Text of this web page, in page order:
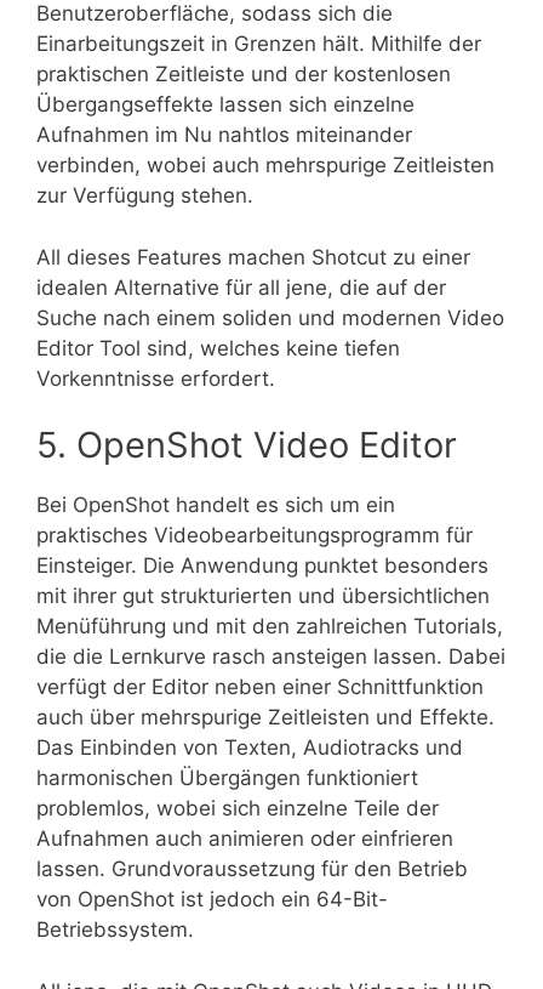
Benutzeroberfläche, sodass sich die
Einarbeitungszeit in Grenzen hält. Mithilfe der
praktischen Zeitleiste und der kostenlosen
Übergangseffekte lassen sich einzelne
Aufnahmen im Nu nahtlos miteinander
verbinden, wobei auch mehrspurige Zeitleisten
zur Verfügung stehen.
All dieses Features machen Shotcut zu einer
idealen Alternative für all jene, die auf der
Suche nach einem soliden und modernen Video
Editor Tool sind, welches keine tiefen
Vorkenntnisse erfordert.
5. OpenShot Video Editor
Bei OpenShot handelt es sich um ein
praktisches Videobearbeitungsprogramm für
Einsteiger. Die Anwendung punktet besonders
mit ihrer gut strukturierten und übersichtlichen
Menüführung und mit den zahlreichen Tutorials,
die die Lernkurve rasch ansteigen lassen. Dabei
verfügt der Editor neben einer Schnittfunktion
auch über mehrspurige Zeitleisten und Effekte.
Das Einbinden von Texten, Audiotracks und
harmonischen Übergängen funktioniert
problemlos, wobei sich einzelne Teile der
Aufnahmen auch animieren oder einfrieren
lassen. Grundvoraussetzung für den Betrieb
von OpenShot ist jedoch ein 64-Bit-
Betriebssystem.